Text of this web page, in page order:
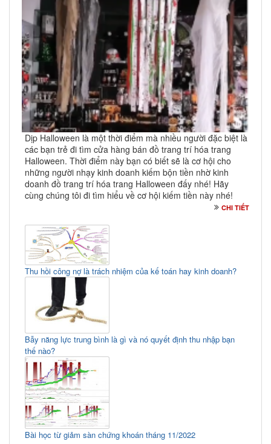
Dịp Halloween là một thời điểm mà nhiều người đặc biệt là
các bạn trẻ đi tìm cửa hàng bán đồ trang trí hóa trang
Halloween. Thời điểm này bạn có biết sẽ là cơ hội cho
những người nhạy kinh doanh kiếm bộn tiền nhờ kinh
doanh đồ trang trí hóa trang Halloween đấy nhé! Hãy
cùng chúng tôi đi tìm hiểu về cơ hội kiếm tiền này nhé!
CHI TIẾT
Thu hồi công nợ là trách nhiệm của kế toán hay kinh doanh?
Bẫy năng lực trung bình là gì và nó quyết định thu nhập bạn
thế nào?
Bài học từ giảm sàn chứng khoán tháng 11/2022